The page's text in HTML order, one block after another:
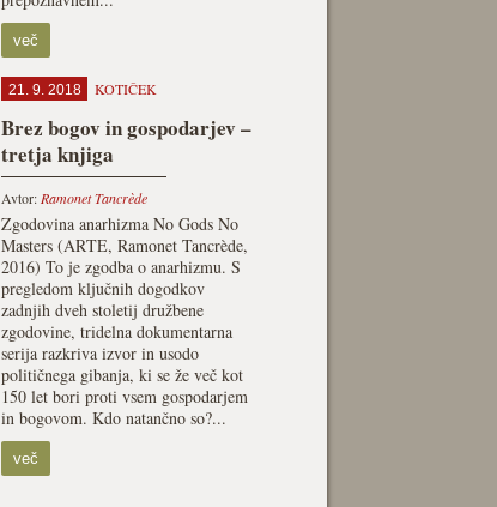
več
21. 9. 2018 KOTIČEK
Brez bogov in gospodarjev –
tretja knjiga
Avtor: Ramonet Tancrède
Zgodovina anarhizma No Gods No
Masters (ARTE, Ramonet Tancrède,
2016) To je zgodba o anarhizmu. S
pregledom ključnih dogodkov
zadnjih dveh stoletij družbene
zgodovine, tridelna dokumentarna
serija razkriva izvor in usodo
političnega gibanja, ki se že več kot
150 let bori proti vsem gospodarjem
in bogovom. Kdo natančno so?...
več